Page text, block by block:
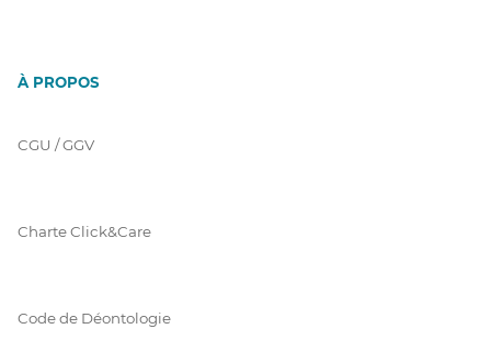
À PROPOS
CGU / GGV
Charte Click&Care
Code de Déontologie